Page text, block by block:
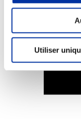
Utiliser